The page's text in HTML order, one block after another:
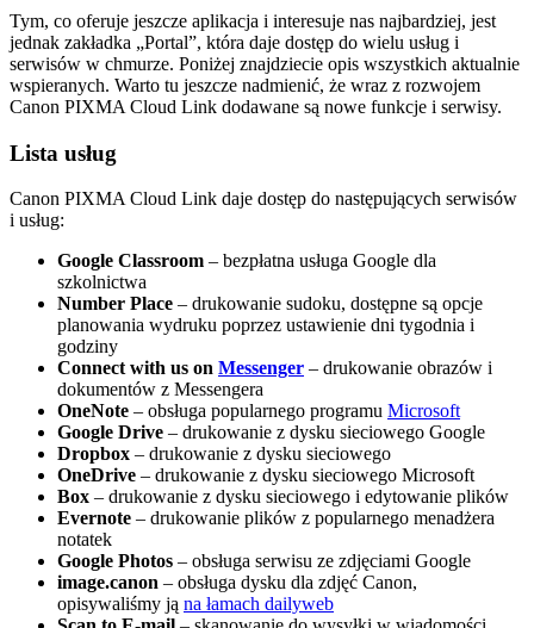
Tym, co oferuje jeszcze aplikacja i interesuje nas najbardziej, jest
jednak zakładka „Portal”, która daje dostęp do wielu usług i
serwisów w chmurze. Poniżej znajdziecie opis wszystkich aktualnie
wspieranych. Warto tu jeszcze nadmienić, że wraz z rozwojem
Canon PIXMA Cloud Link dodawane są nowe funkcje i serwisy.
Lista usług
Canon PIXMA Cloud Link daje dostęp do następujących serwisów
i usług:
Google Classroom – bezpłatna usługa Google dla
szkolnictwa
Number Place – drukowanie sudoku, dostępne są opcje
planowania wydruku poprzez ustawienie dni tygodnia i
godziny
Connect with us on Messenger – drukowanie obrazów i
dokumentów z Messengera
OneNote – obsługa popularnego programu Microsoft
Google Drive – drukowanie z dysku sieciowego Google
Dropbox – drukowanie z dysku sieciowego
OneDrive – drukowanie z dysku sieciowego Microsoft
Box – drukowanie z dysku sieciowego i edytowanie plików
Evernote – drukowanie plików z popularnego menadżera
notatek
Google Photos – obsługa serwisu ze zdjęciami Google
image.canon – obsługa dysku dla zdjęć Canon,
opisywaliśmy ją na łamach dailyweb